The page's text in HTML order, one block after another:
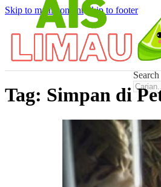
Skip to main content Skip to footer
Search
Tag: Simpan di